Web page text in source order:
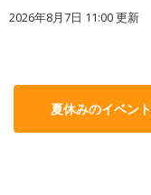
2026年8月7日 11:00更新
夏休みのイベン